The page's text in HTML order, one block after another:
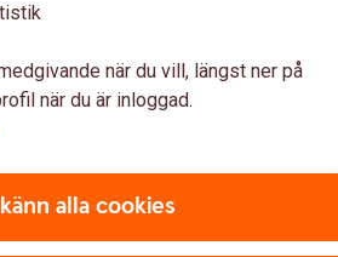
när du vill, längst ner på
när du är inloggad.
alla cookies